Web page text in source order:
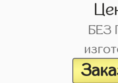
БЕЗ